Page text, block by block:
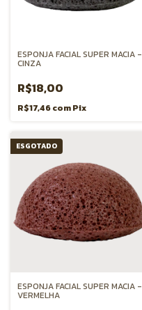
ESPONJA FACIAL SUPER MACIA -
CINZA
R$18,00
R$17,46comPix
ESGOTADO
ESPONJA FACIAL SUPER MACIA -
VERMELHA